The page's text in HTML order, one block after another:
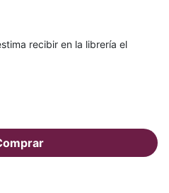
recibir en la librería el